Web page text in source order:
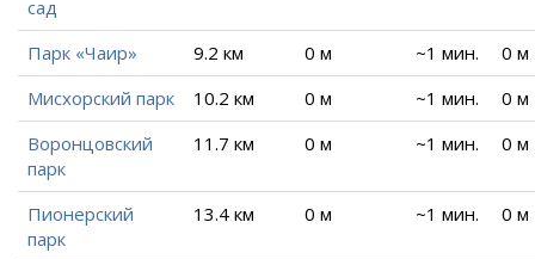
сад
Парк «Чаир» 9.2 км 0 м ~1 мин.
0 м
Мисхорский парк
10.2 км 0 м ~1 мин.
0 м
Воронцовский
парк
11.7 км 0 м ~1 мин. 0 м
Пионерский
парк
13.4 км 0 м ~1 мин. 0 м